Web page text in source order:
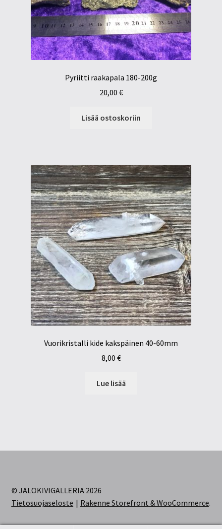
Pyriitti raakapala 180-200g
20,00 €
Lisää ostoskoriin
Vuorikristalli kide kakspäinen 40-60mm
8,00 €
Lue lisää
© JALOKIVIGALLERIA 2026
Tietosuojaseloste
Rakenne Storefront & WooCommerce.